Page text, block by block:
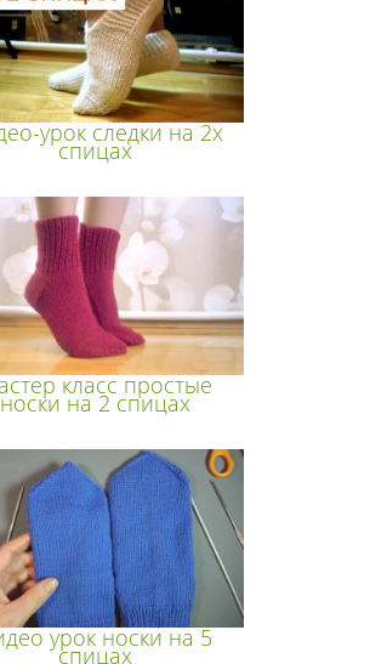
урок следки на 2х
спицах
класс простые
носки на 2 спицах
урок носки на 5
спицах